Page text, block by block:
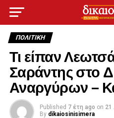
ΠΟΛΙΤΙΚΉ
Τι είπαν
Σαράντης στο
Αναργύρων –
Published 7 έτη ago on 21
By dikaiosinisimera